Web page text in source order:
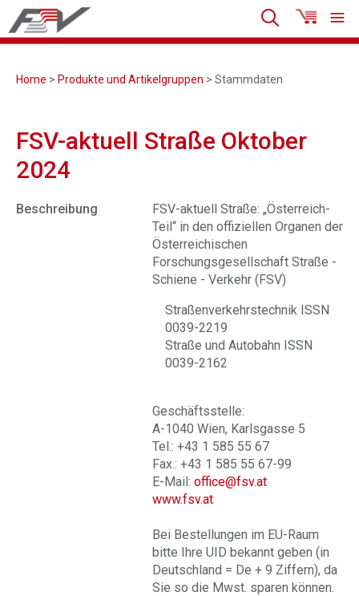
Home > Produkte und Artikelgruppen > Stammdaten
FSV-aktuell Straße Oktober
2024
Beschreibung
FSV-aktuell Straße: „Österreich-
Teil“ in den offiziellen Organen der
Österreichischen
Forschungsgesellschaft Straße -
Schiene - Verkehr (FSV)
Straßenverkehrstechnik ISSN
0039-2219
Straße und Autobahn ISSN
0039-2162
Geschäftsstelle:
A-1040 Wien, Karlsgasse 5
Tel.: +43 1 585 55 67
Fax.: +43 1 585 55 67-99
E-Mail: office@fsv.at
www.fsv.at
Bei Bestellungen im EU-Raum
bitte Ihre UID bekannt geben (in
Deutschland = De + 9 Ziffern), da
Sie so die Mwst. sparen können.